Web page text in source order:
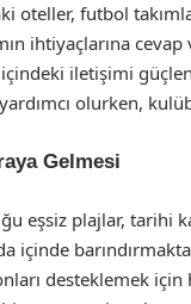
oteller, futbol
ihtiyaçlarına
içindeki iletişimi
olurken,
Gelmesi
eşsiz plajlar, tarihi
içinde
desteklemek